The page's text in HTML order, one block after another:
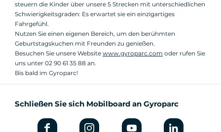
steuern die Kinder über unsere 5 Strecken mit unterschiedlichen
Schwierigkeitsgraden: Es erwartet sie ein einzigartiges
Fahrgefühl.
Nutzen Sie einen eigenen Bereich, um den berühmten
Geburtstagskuchen mit Freunden zu genießen.
Besuchen Sie unsere Website www.gyroparc.com oder rufen Sie
uns unter 02 90 61 35 88 an.
Bis bald im Gyroparc!
Schließen Sie sich Mobilboard an Gyroparc